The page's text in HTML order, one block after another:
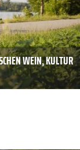
WEIN, KULTUR